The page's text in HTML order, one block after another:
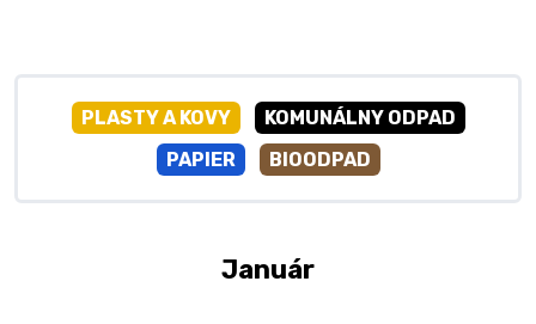
PLASTY A KOVY
KOMUNÁLNY ODPAD
PAPIER
BIOODPAD
Január